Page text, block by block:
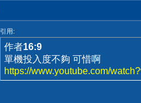
引用:
作者16:9
單機投入度不夠 可惜啊
https://www.youtube.com/